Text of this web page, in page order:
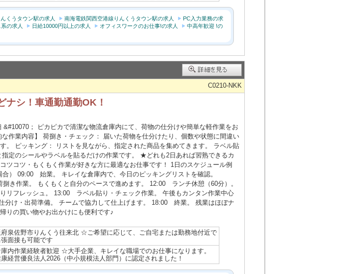
くうタウン駅の求人 南海電鉄関西空港線りんくうタウン駅の求人
PC入力業務の求
の求人 日給10000円以上の求人 オフィスワークのお仕事!の求人
中高年歓迎 !の
C0210-NKK
ナシ！車通勤通勤OK！
&#10070； ピカピカで清潔な物流倉庫内にて、荷物の仕分けや簡単な軽作業をお
作業内容】 荷捌き・チェック： 届いた荷物を仕分けたり、個数や状態に間違い
。 ピッキング： リストを見ながら、指定された商品を集めてきます。 ラベル貼
指定のシールやラベルを貼るだけの作業です。 ★どれも2日あれば習熟できるカ
ツコツ・もくもく作業が好きな方に最適なお仕事です！ 1日のスケジュール例
合） 09:00 始業。 キレイな倉庫内で、今日のピッキングリストを確認。
き作業。 もくもくと自分のペースで進めます。 12:00 ランチ休憩（60分）。
リフレッシュ。 13:00 ラベル貼り・チェック作業。 午後もカンタン作業中心
け・出荷準備。 チームで協力して仕上げます。 18:00 終業。 残業はほぼナ
りの買い物やお出かけにも便利です♪
府泉佐野市りんくう往来北 ☆ご希望に応じて、ご自宅または勤務地付近で
面接も可能です
内作業経験者歓迎 ☆大手企業、キレイな職場でのお仕事になります。
経営優良法人2026（中小規模法人部門）に認定されました！